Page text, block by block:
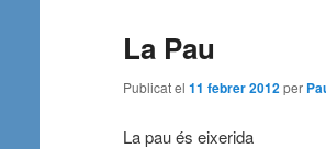
La Pau
Publicat el 11 febrer 2012per
La pau és eixerida